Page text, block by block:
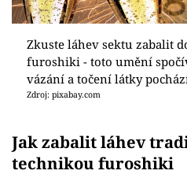
Zkuste láhev sektu zabalit
furoshiki - toto umění
vázání a točení látky
Zdroj: pixabay.com
Jak zabalit láhev
technikou furoshiki